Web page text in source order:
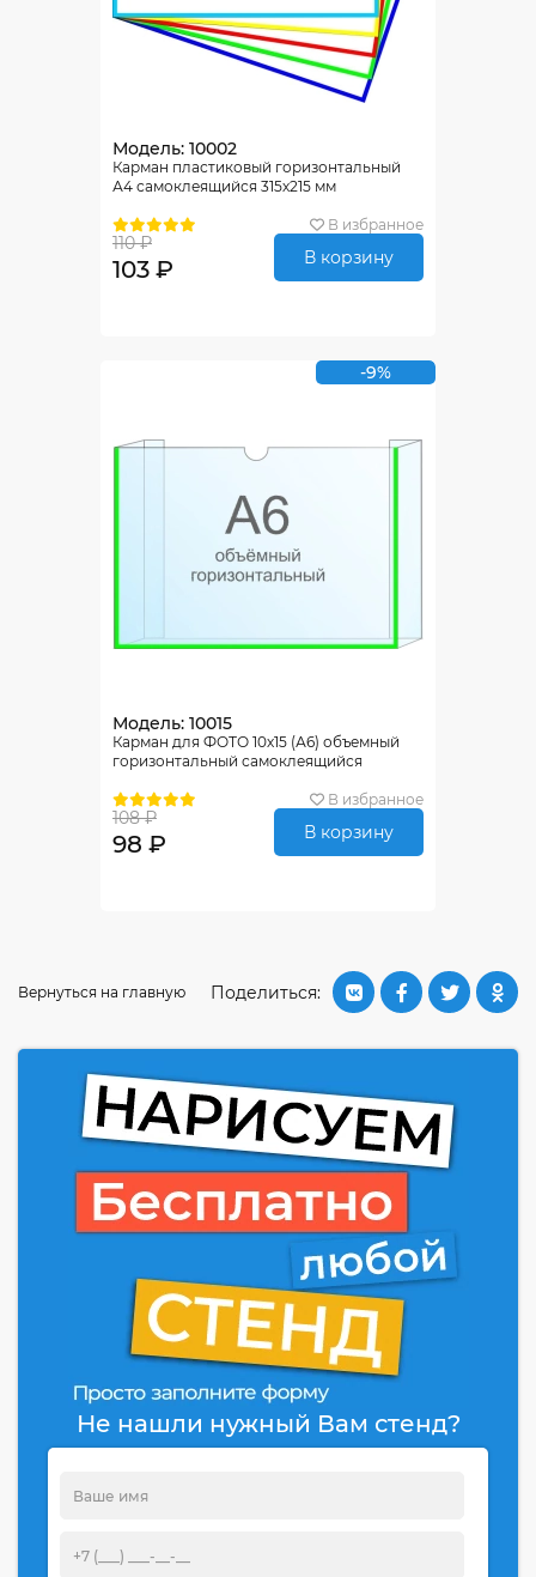
Модель: 10002
Карман пластиковый горизонтальный
А4 самоклеящийся 315х215 мм
В избранное
110 ₽
103 ₽ В корзину
-9%
Модель: 10015
Карман для ФОТО 10х15 (А6) объемный
горизонтальный самоклеящийся
В избранное
108 ₽
98 ₽ В корзину
Поделиться:
Вернуться на главную
Не нашли нужный Вам стенд?